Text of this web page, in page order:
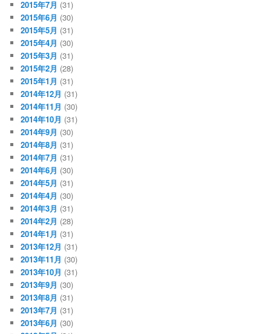
2015年7月 (31)
2015年6月 (30)
2015年5月 (31)
2015年4月 (30)
2015年3月 (31)
2015年2月 (28)
2015年1月 (31)
2014年12月 (31)
2014年11月 (30)
2014年10月 (31)
2014年9月 (30)
2014年8月 (31)
2014年7月 (31)
2014年6月 (30)
2014年5月 (31)
2014年4月 (30)
2014年3月 (31)
2014年2月 (28)
2014年1月 (31)
2013年12月 (31)
2013年11月 (30)
2013年10月 (31)
2013年9月 (30)
2013年8月 (31)
2013年7月 (31)
2013年6月 (30)